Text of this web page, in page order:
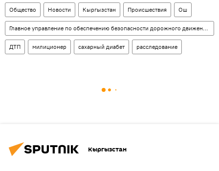
Общество Новости Кыргызстан Происшествия Ош
Главное управление по обеспечению безопасности дорожного движения (ГУОБДД)
ДТП милиционер сахарный диабет расследование
Кыргызстан